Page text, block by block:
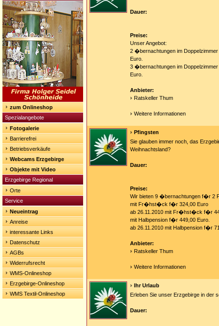
zum Onlineshop
Spezialangebote
Fotogalerie
Barrierefrei
Betriebsverkäufe
Webcams Erzgebirge
Objekte mit Video
Erzgebirge Regional
Orte
Service
Neueintrag
Anreise
interessante Links
Datenschutz
AGBs
Widerrufsrecht
WMS-Onlineshop
Erzgebirge-Onlineshop
WMS Textil-Onlineshop
Dauer:
Preise:
Unser Angebot:
2 �bernachtungen im
Euro.
3 �bernachtungen im
Euro.
Anbieter:
Ratskeller Thum
Weitere Informationen
Pfingsten
Sie glauben immer noch, das
Weihnachtsland?
Dauer:
Preise:
Wir bieten 9 �bernachtungen f�r 2
mit Fr�hst�ck f�r 324,00 Euro
ab 26.11.2010 mit Fr�hst�ck f�r
mit Halbpension f�r 449,00 Euro.
ab 26.11.2010 mit Halbpension f�r
Anbieter:
Ratskeller Thum
Weitere Informationen
Ihr Urlaub
Erleben Sie unser Erzgebirge in der
Dauer: